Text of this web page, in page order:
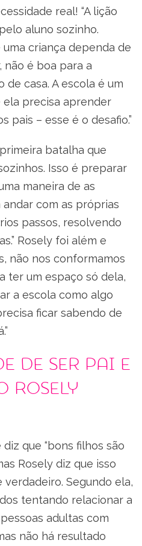
real! “A lição
aluno sozinho.
criança dependa de
não é boa para a
de casa. A escola é um
ela precisa aprender
pais – esse é o desafio.”
batalha que
Isso é preparar
maneira de as
com as próprias
passos, resolvendo
Rosely foi além e
não nos conformamos
ter um espaço só dela,
a escola como algo
ficar sabendo de
de ser pai e
Rosely
que “bons filhos são
Rosely diz que isso
Segundo ela,
tentando relacionar a
adultas com
não há resultado